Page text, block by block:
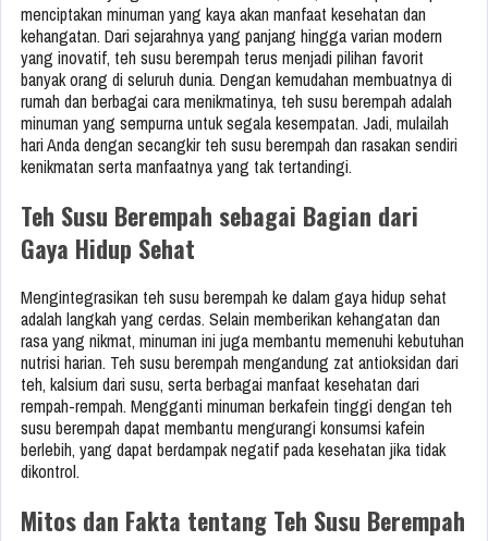
menciptakan minuman yang kaya akan manfaat kesehatan dan
kehangatan. Dari sejarahnya yang panjang hingga varian modern
yang inovatif, teh susu berempah terus menjadi pilihan favorit
banyak orang di seluruh dunia. Dengan kemudahan membuatnya di
rumah dan berbagai cara menikmatinya, teh susu berempah adalah
minuman yang sempurna untuk segala kesempatan. Jadi, mulailah
hari Anda dengan secangkir teh susu berempah dan rasakan sendiri
kenikmatan serta manfaatnya yang tak tertandingi.
Teh Susu Berempah sebagai Bagian dari
Gaya Hidup Sehat
Mengintegrasikan teh susu berempah ke dalam gaya hidup sehat
adalah langkah yang cerdas. Selain memberikan kehangatan dan
rasa yang nikmat, minuman ini juga membantu memenuhi kebutuhan
nutrisi harian. Teh susu berempah mengandung zat antioksidan dari
teh, kalsium dari susu, serta berbagai manfaat kesehatan dari
rempah-rempah. Mengganti minuman berkafein tinggi dengan teh
susu berempah dapat membantu mengurangi konsumsi kafein
berlebih, yang dapat berdampak negatif pada kesehatan jika tidak
dikontrol.
Mitos dan Fakta tentang Teh Susu Berempah